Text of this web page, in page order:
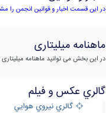
در این قسمت اخبار و قوانین انجمن را
ماهنامه میلیتاری
در این بخش می توانید ماهنامه میلیتاری
گالري عكس و فيلم
گالري نيروي هوايي